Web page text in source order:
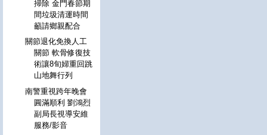
掃除 金門春節期
間垃圾清運時間
籲請鄉親配合
關節退化免換人工
關節 軟骨修復技
術讓8旬婦重回跳
山地舞行列
南警重視跨年晚會
圓滿順利 劉鴻烈
副局長視導安維
服務/影音